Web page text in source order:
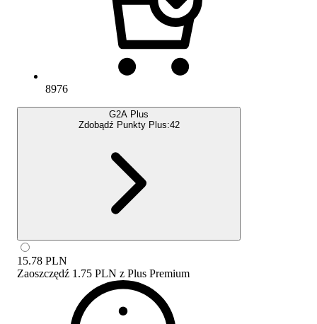
8976
G2A Plus
Zdobądź Punkty Plus:42
15.78 PLN
Zaoszczędź 1.75 PLN z Plus Premium